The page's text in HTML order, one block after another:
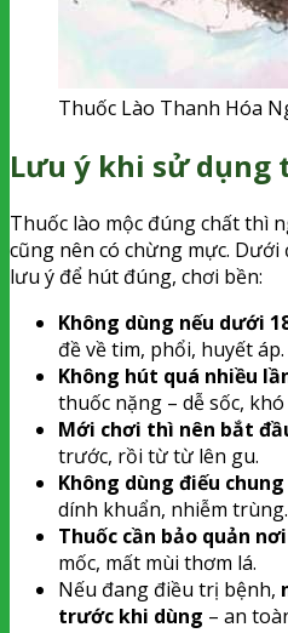
Thuốc Lào Thanh Hóa
Lưu ý khi sử dụng
Thuốc lào mộc đúng chất thì
cũng nên có chừng mực. Dưới
lưu ý để hút đúng, chơi bền:
Không dùng nếu dưới
đề về tim, phổi, huyết áp.
Không hút quá nhiều
thuốc nặng – dễ sốc,
Mới chơi thì nên bắt
trước, rồi từ từ lên gu.
Không dùng điếu chung
dính khuẩn, nhiễm trùng.
Thuốc cần bảo quản
mốc, mất mùi thơm lá.
Nếu đang điều trị bệnh,
trước khi dùng – an